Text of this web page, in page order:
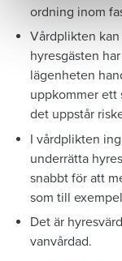
ordning inom
Vårdplikten
hyresgästen
lägenheten
uppkommer ett
det uppstår
I vårdplikten
underrätta
snabbt för att
som till
Det är
vanvårdad.